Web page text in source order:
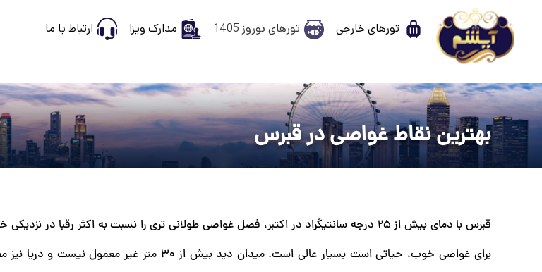
تورهای خارجی تورهای نوروز 1405 مدارک ویزا ارتباط با ما
بهترین نقاط غواصی در قبرس
قبرس با دمای بیش از 25 درجه سانتیگراد در اکتبر، فصل غواصی طولانی تری را نسبت به اکثر رقبا در
برای غواصی خوب، حیاتی است بسیار عالی است. میدان دید بیش از 30 متر غیر معمول نیست و دریا نیز معمولا آرام است. در